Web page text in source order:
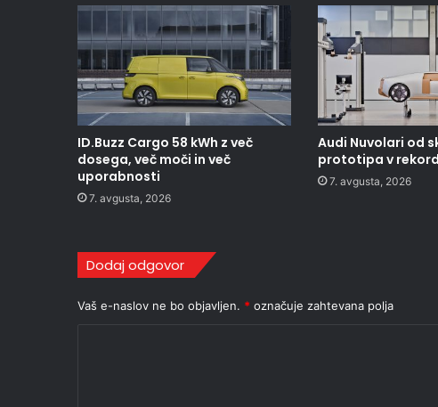
ID.Buzz Cargo 58 kWh z več
dosega, več moči in več
uporabnosti
7. avgusta, 2026
Audi Nuvolari od
prototipa v
7. avgusta, 2026
Dodaj odgovor
Vaš e-naslov ne bo objavljen. * označuje zahtevana polja